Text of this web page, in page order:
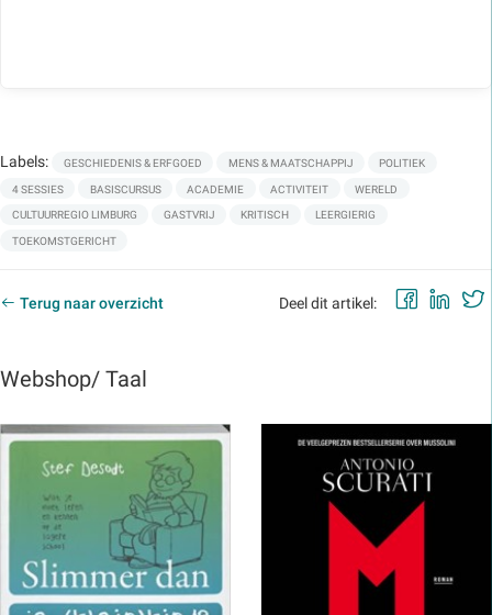
Labels: GESCHIEDENIS & ERFGOED MENS & MAATSCHAPPIJ POLITIEK
4 SESSIES BASISCURSUS ACADEMIE ACTIVITEIT WERELD
CULTUURREGIO LIMBURG GASTVRIJ KRITISCH LEERGIERIG
TOEKOMSTGERICHT
Terug naar overzicht Deel dit artikel:
Webshop/ Taal